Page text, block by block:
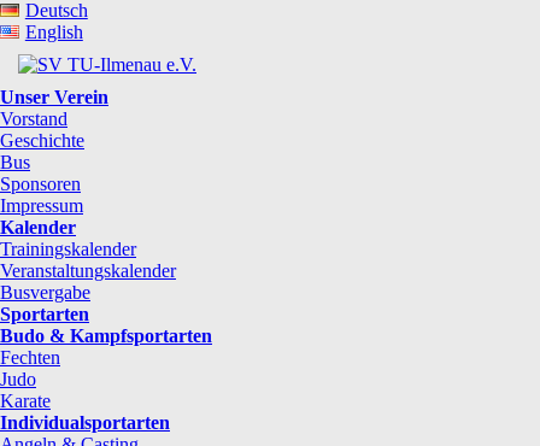
Deutsch
English
Unser Verein
Vorstand
Geschichte
Bus
Sponsoren
Impressum
Kalender
Trainingskalender
Veranstaltungskalender
Busvergabe
Sportarten
Budo & Kampfsportarten
Fechten
Judo
Karate
Individualsportarten